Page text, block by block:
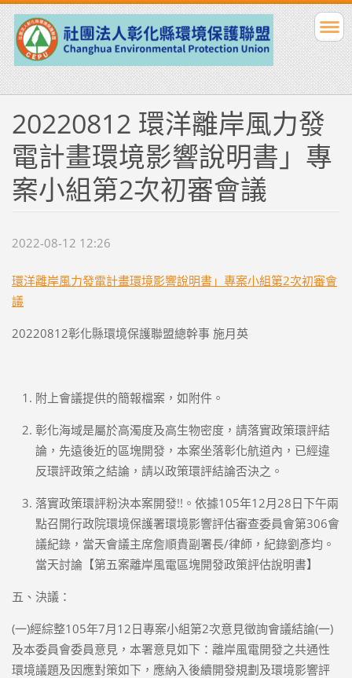
20220812 環洋離岸風力發
電計畫環境影響說明書」專
案小組第2次初審會議
2022-08-12 12:26
環洋離岸風力發電計畫環境影響說明書」專案小組第2次初審會
議
20220812彰化縣環境保護聯盟總幹事 施月英
附上會議提供的簡報檔案，如附件。
彰化海域是屬於高濁度及高生物密度，請落實政策環評結
論，先遠後近的區塊開發，本案坐落彰化航道內，已經違
反環評政策之結論，請以政策環評結論否決之。
落實政策環評粉決本案開發!!。依據105年12月28日下午兩
點召開行政院環境保護署環境影響評估審查委員會第306會
議紀錄，當天會議主席詹順貴副署長/律師，紀錄劉彥均。
當天討論【第五案離岸風電區塊開發政策評估說明書】
五、決議：
(一)經綜整105年7月12日專案小組第2次意見徵詢會議結論(一)
及本委員會委員意見，本署意見如下：離岸風電開發之共通性
環境議題及因應對策如下，應納入後續開發規劃及環境影響評